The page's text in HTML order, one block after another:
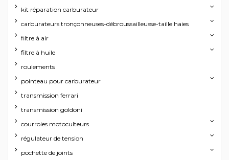
kit réparation carburateur
carburateurs tronçonneuses-débroussailleusse-taille haies
filtre à air
filtre à huile
roulements
pointeau pour carburateur
transmission ferrari
transmission goldoni
courroies motoculteurs
régulateur de tension
pochette de joints